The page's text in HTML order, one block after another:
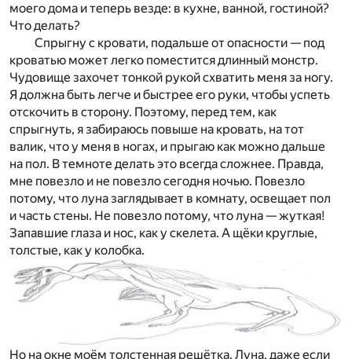
моего дома и теперь везде: в кухне, ванной, гостиной?
Что делать?
Спрыгну с кровати, подальше от опасности — под
кроватью может легко поместится длинный монстр.
Чудовище захочет тонкой рукой схватить меня за ногу.
Я должна быть легче и быстрее его руки, чтобы успеть
отскочить в сторону. Поэтому, перед тем, как
спрыгнуть, я забираюсь повыше на кровать, на тот
валик, что у меня в ногах, и прыгаю как можно дальше
на пол. В темноте делать это всегда сложнее. Правда,
мне повезло и не повезло сегодня ночью. Повезло
потому, что луна заглядывает в комнату, освещает пол
и часть стены. Не повезло потому, что луна — жуткая!
Запавшие глаза и нос, как у скелета. А щёки круглые,
толстые, как у колобка.
Но на окне моём толстенная решётка. Луна, даже если